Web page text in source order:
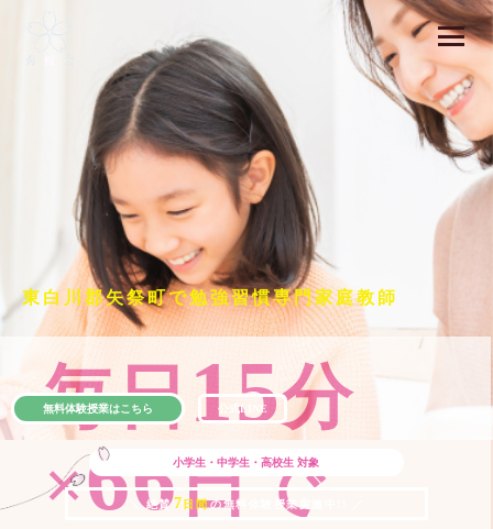
東白川郡矢祭町で勉強習慣専門家庭教師
毎日15分
×66日で
小学生・中学生・高校生 対象
＼ 絶賛 7 日間の無料体験授業実施中!! ／
無料体験授業はこちら 公式LINE